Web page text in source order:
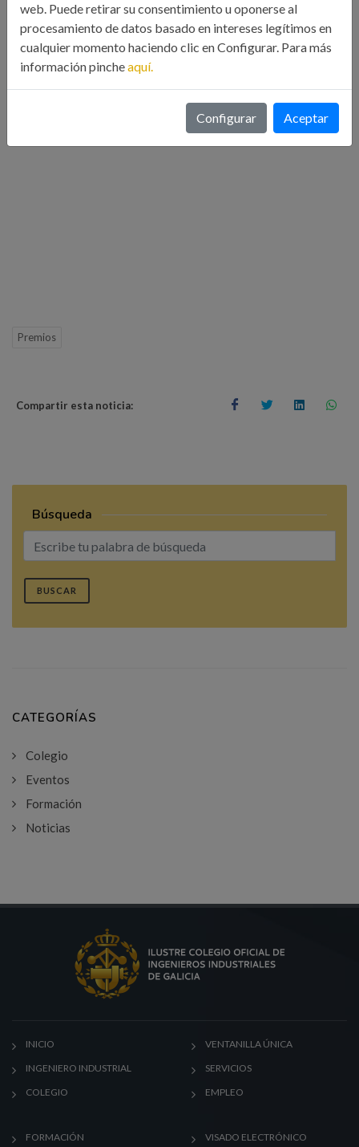
Energía de Galicia 2024,que se celebrará en Vigo el 31 de
Mayo de 2024.
Premios
Compartir esta noticia:
Búsqueda
BUSCAR
CATEGORÍAS
Colegio
Eventos
Formación
Noticias
INICIO
INGENIERO INDUSTRIAL
COLEGIO
VENTANILLA ÚNICA
SERVICIOS
EMPLEO
FORMACIÓN VISADO ELECTRÓNICO
web. Puede retirar su consentimiento u oponerse al
procesamiento de datos basado en intereses legítimos en
cualquier momento haciendo clic en Configurar. Para más
información pincheaquí.
Configurar Aceptar